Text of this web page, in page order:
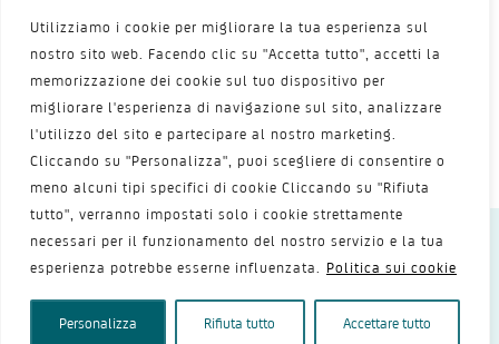
Utilizziamo i cookie per migliorare la tua esperienza sul
nostro sito web. Facendo clic su "Accetta tutto", accetti la
memorizzazione dei cookie sul tuo dispositivo per
migliorare l'esperienza di navigazione sul sito, analizzare
l'utilizzo del sito e partecipare al nostro marketing.
Cliccando su "Personalizza", puoi scegliere di consentire o
meno alcuni tipi specifici di cookie Cliccando su "Rifiuta
tutto", verranno impostati solo i cookie strettamente
necessari per il funzionamento del nostro servizio e la tua
esperienza potrebbe esserne influenzata. Politica sui cookie
Personalizza Rifiuta tutto Accettare tutto
Salute psicologica in menopausa
Igiene intima in menopausa
Menopausa e sport
Dichiarazione sulla privacy
Termini d’uso
Politica dei cookie
Mappa del sito Contattaci
Copyright 2026 - Shionogi Srl